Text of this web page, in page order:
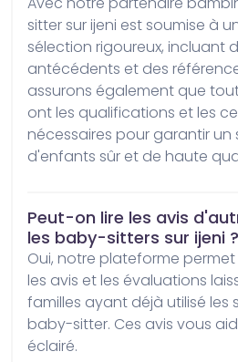
sitter sur ijeni est soumise à
sélection rigoureux, incluant
antécédents et des
assurons également que
ont les qualifications et les
nécessaires pour garantir un
d'enfants sûr et de haute
Peut-on lire les avis
les baby-sitters sur ijeni ?
Oui, notre plateforme permet aux parents de lire
les avis et les évaluations
familles ayant déjà utilisé les
baby-sitter. Ces avis vous
éclairé.